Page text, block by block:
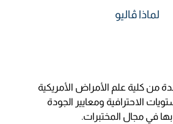
لماذا ڤاليو
من كلية علم الأمراض الأمريكية
الاحترافية ومعايير الجودة
في مجال المختبرات.